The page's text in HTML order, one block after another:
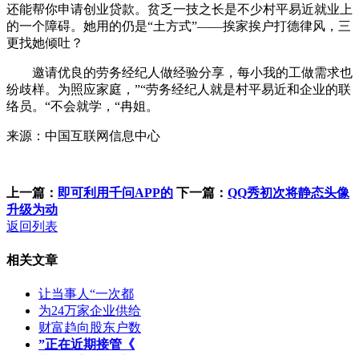
还能帮你申请创业贷款。贫乏一技之长是不少村平易近就业上
的一个障碍。她用的仍是“土方式”——挨家挨户打德律风，三
更找她倾吐？
邀请优良的劳务经纪人做经验分享，每小我的工做需求也
纷歧样。为照应家庭，”“劳务经纪人就是村平易近和企业的联
络员。“不会就学，“冉姐。
来源：中国互联网信息中心
上一篇： 即可利用千问APP的 下一篇： QQ秀初次将静态头像
升级为动
返回列表
相关文章
让当事人“一次都
为24万家企业供给
财富趋向股东户数
”正在近期接管《